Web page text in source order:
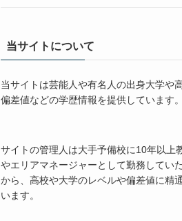
当サイトについて
当サイトは芸能人や有名人の出身大学や
偏差値などの学歴情報を提供しています。
サイトの管理人は大手予備校に10年以上
やエリアマネージャーとして勤務してい
から、高校や大学のレベルや偏差値に精
います。